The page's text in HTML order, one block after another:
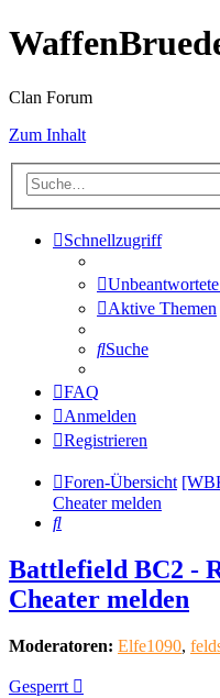
Clan Forum
Zum Inhalt
Schnellzugriff
Aktive Themen
Suche
FAQ
Anmelden
Registrieren
Foren-Übersicht
Cheater melden
Suche
Battlefield BC2 -
Cheater melden
Moderatoren: Elfe1090,
Gesperrt